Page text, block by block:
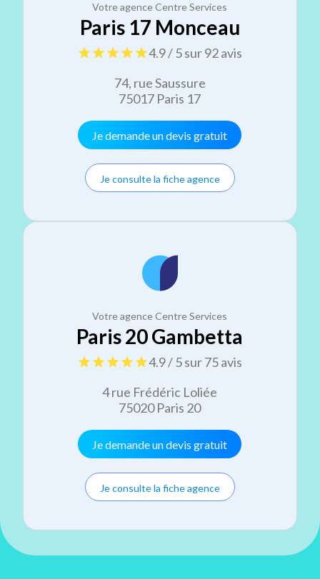
Votre agence Centre Services
Paris 17 Monceau
4.9 / 5 sur 92 avis
74, rue Saussure
75017 Paris 17
Je demande un devis gratuit
Je consulte la fiche agence
Votre agence Centre Services
Paris 20 Gambetta
4.9 / 5 sur 75 avis
4 rue Frédéric Loliée
75020 Paris 20
Je demande un devis gratuit
Je consulte la fiche agence